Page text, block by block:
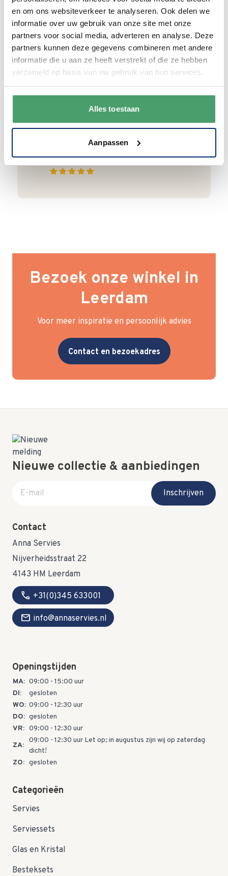
en om ons websiteverkeer te analyseren. Ook delen we
informatie over uw gebruik van onze site met onze
partners voor social media, adverteren en analyse. Deze
partners kunnen deze gegevens combineren met andere
informatie die u aan ze heeft verstrekt of die ze hebben
verzameld op basis van uw gebruik van hun services.
Alles toestaan
Aanpassen
Goede waardering
Bezoek onze winkel in
Leerdam
Voor meer inspiratie en persoonlijk advies
Contact en bezoekadres
Nieuwe collectie & aanbiedingen
E-mail adres
Inschrijven
Contact
Anna Servies
Nijverheidsstraat 22
4143 HM Leerdam
call +31(0)345 633001
mail info@annaservies.nl
Openingstijden
MA: 09:00 - 15:00 uur
DI:
gesloten
WO: 09:00 - 12:30 uur
DO: gesloten
VR: 09:00 - 12:30 uur
ZA:
09:00 - 12:30 uur Let op; in augustus zijn wij op zaterdag
dicht!
ZO: gesloten
Categorieën
Servies
Serviessets
Glas en Kristal
Besteksets